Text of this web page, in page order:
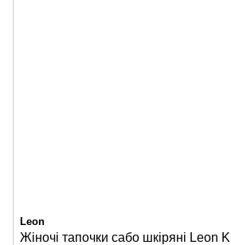
Leon
Жіночі тапочки сабо шкіряні Leon